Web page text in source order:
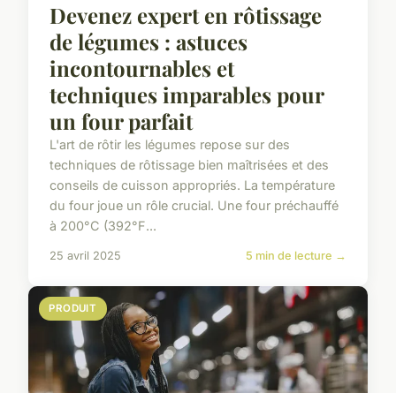
Devenez expert en rôtissage
de légumes : astuces
incontournables et
techniques imparables pour
un four parfait
L'art de rôtir les légumes repose sur des
techniques de rôtissage bien maîtrisées et des
conseils de cuisson appropriés. La température
du four joue un rôle crucial. Une four préchauffé
à 200°C (392°F...
25 avril 2025 5 min de lecture →
PRODUIT